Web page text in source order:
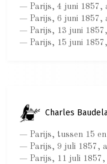
— Parijs, 4 juni 1857,
— Parijs, 6 juni 1857,
— Parijs, 13 juni 1857,
— Parijs, 15 juni
Charles
— Parijs, tussen 15
— Parijs, 9 juli 1857,
— Parijs, 11 juli 1857,